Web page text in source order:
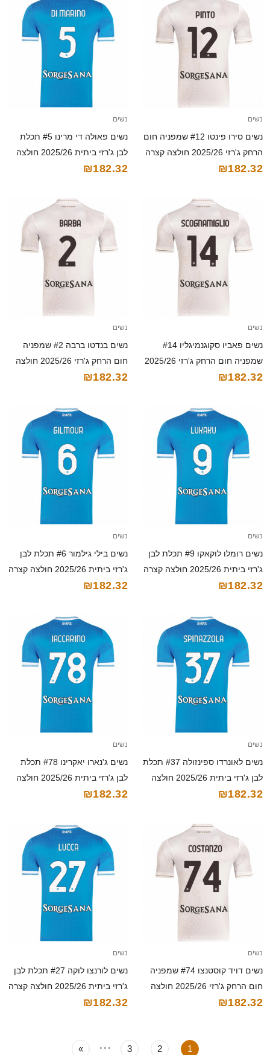
נשים
נשים סירו פינטו #12 שמפניה חום
הרחק ג'רזי 2025/26 חולצה קצרה
₪182.32
נשים
נשים פאולה די מרינו #5 תכלת
לבן ג'רזי ביתית 2025/26 חולצה
קצרה
₪182.32
נשים
נשים פאביו סקוגנמיגליו #14
שמפניה חום הרחק ג'רזי 2025/26
חולצה קצרה
₪182.32
נשים
נשים בנדטו ברבה #2 שמפניה
חום הרחק ג'רזי 2025/26 חולצה
קצרה
₪182.32
נשים
נשים רומלו לוקאקו #9 תכלת לבן
ג'רזי ביתית 2025/26 חולצה קצרה
₪182.32
נשים
נשים בילי גילמור #6 תכלת לבן
ג'רזי ביתית 2025/26 חולצה קצרה
₪182.32
נשים
נשים לאונרדו ספינזולה #37 תכלת
לבן ג'רזי ביתית 2025/26 חולצה
קצרה
₪182.32
נשים
נשים ג'נארו יאקרינו #78 תכלת
לבן ג'רזי ביתית 2025/26 חולצה
קצרה
₪182.32
נשים
נשים דויד קוסטנצו #74 שמפניה
חום הרחק ג'רזי 2025/26 חולצה
קצרה
₪182.32
נשים
נשים לורנצו לוקה #27 תכלת לבן
ג'רזי ביתית 2025/26 חולצה קצרה
₪182.32
1
2
3
...
»